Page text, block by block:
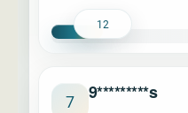
12
7 9*********s